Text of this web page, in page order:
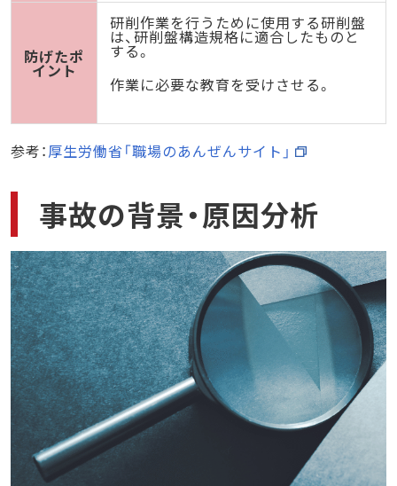
防げたポ
イント
研削作業を行うために使用する研削盤
は、研削盤構造規格に適合したものと
する。
作業に必要な教育を受けさせる。
参考：厚生労働省「職場のあんぜんサイト」
事故の背景・原因分析